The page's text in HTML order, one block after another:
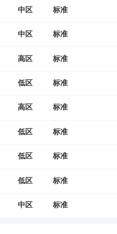
中区 标准
中区 标准
高区 标准
低区 标准
高区 标准
低区 标准
低区 标准
低区 标准
中区 标准